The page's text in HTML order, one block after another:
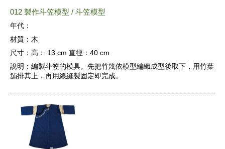
012 製作斗笠模型 / 斗笠模型
年代：
材質： 木
尺寸： 高： 13 cm 直徑：40 cm
說明： 編製斗笠的模具。先把竹篾依模型編織成型後取下，用竹葉
舖排其上，再用線縫製固定即完成。